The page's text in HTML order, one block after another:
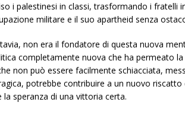
i palestinesi in classi, trasformando i fratelli
militare e il suo apartheid senza
non era il fondatore di questa nuova
completamente nuova che ha permeato
non può essere facilmente schiacciata,
potrebbe contribuire a un nuovo riscatto
la speranza di una vittoria certa.